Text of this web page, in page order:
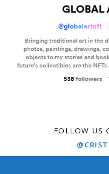
FOLLOW US